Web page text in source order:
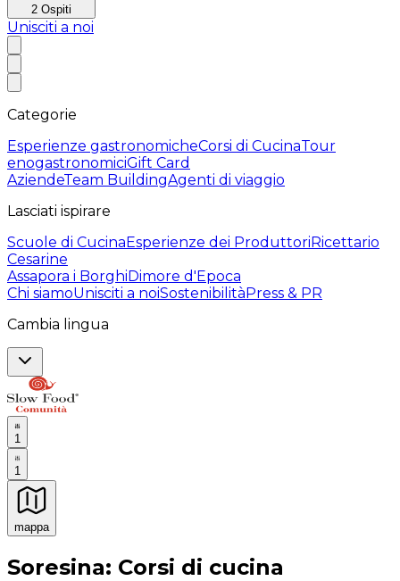
2 Ospiti
Unisciti a noi
Categorie
Esperienze gastronomicheCorsi di CucinaTour
enogastronomiciGift Card
AziendeTeam BuildingAgenti di viaggio
Lasciati ispirare
Scuole di CucinaEsperienze dei ProduttoriRicettario
Cesarine
Assapora i BorghiDimore d'Epoca
Chi siamoUnisciti a noiSostenibilitàPress & PR
Cambia lingua
1
1
mappa
Esperienze culinarie indimenticabili: Esperienze
Soresina: Corsi di cucina